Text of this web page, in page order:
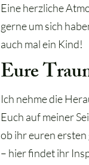
Eine herzliche
gerne um sich
auch mal ein Kind!
Eure
Ich nehme die
Euch auf meiner
ob ihr euren
– hier findet ihr